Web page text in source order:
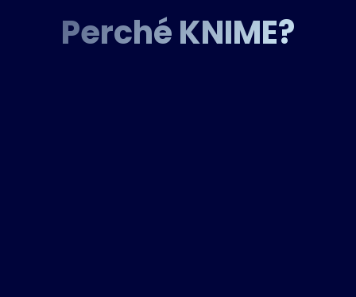
Perché KNIME?